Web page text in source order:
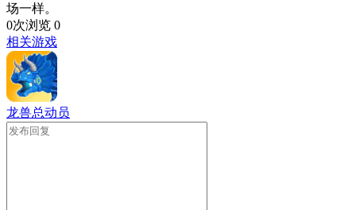
场一样。
0次浏览 0
相关游戏
龙兽总动员